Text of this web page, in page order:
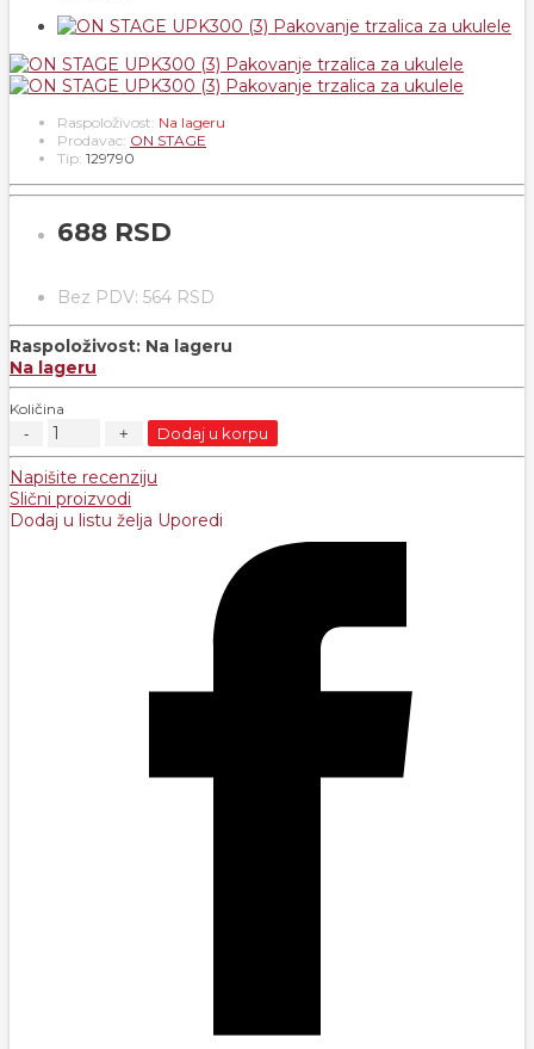
Raspoloživost: Na lageru
Prodavac: ON STAGE
Tip: 129790
688 RSD
Bez PDV: 564 RSD
Raspoloživost: Na lageru
Na lageru
Količina
Dodaj u korpu
Napišite recenziju
Slični proizvodi
Dodaj u listu želja Uporedi